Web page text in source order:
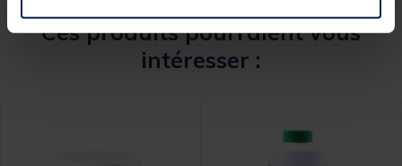
Ces produits pourraient vous
intéresser :